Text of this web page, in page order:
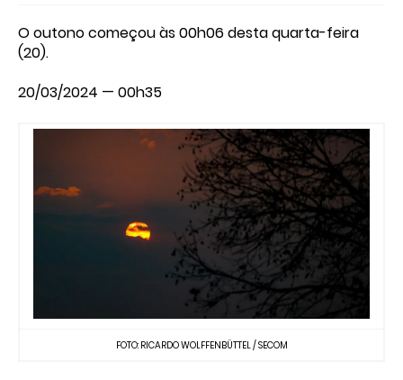
O outono começou às 00h06 desta quarta-feira
(20).
20/03/2024 — 00h35
FOTO: RICARDO WOLFFENBÜTTEL / SECOM